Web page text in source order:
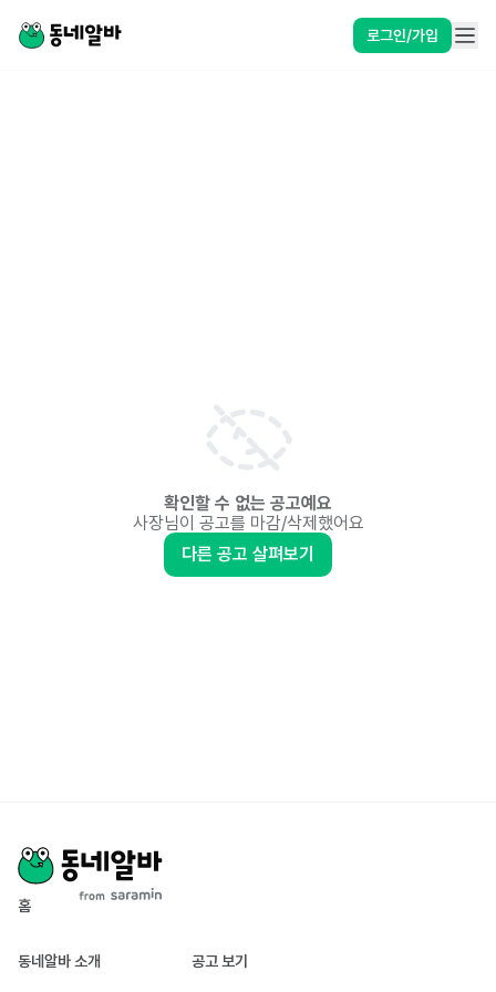
로그인/가입
확인할 수 없는 공고예요
사장님이 공고를 마감/삭제했어요
다른 공고 살펴보기
홈
동네알바 소개 공고 보기